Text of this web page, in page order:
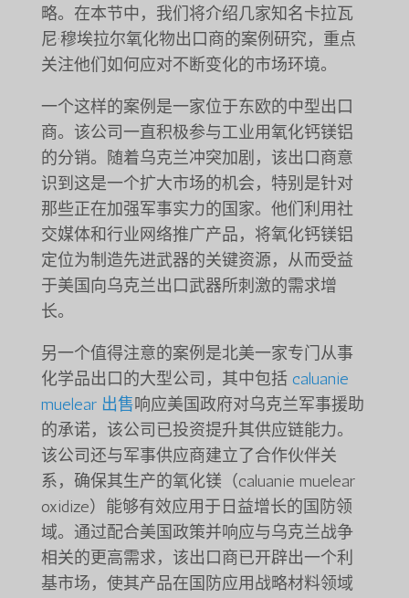
略。在本节中，我们将介绍几家知名卡拉瓦
尼·穆埃拉尔氧化物出口商的案例研究，重点
关注他们如何应对不断变化的市场环境。
一个这样的案例是一家位于东欧的中型出口
商。该公司一直积极参与工业用氧化钙镁铝
的分销。随着乌克兰冲突加剧，该出口商意
识到这是一个扩大市场的机会，特别是针对
那些正在加强军事实力的国家。他们利用社
交媒体和行业网络推广产品，将氧化钙镁铝
定位为制造先进武器的关键资源，从而受益
于美国向乌克兰出口武器所刺激的需求增
长。
另一个值得注意的案例是北美一家专门从事
化学品出口的大型公司，其中包括 caluanie
muelear 出售响应美国政府对乌克兰军事援助
的承诺，该公司已投资提升其供应链能力。
该公司还与军事供应商建立了合作伙伴关
系，确保其生产的氧化镁（caluanie muelear
oxidize）能够有效应用于日益增长的国防领
域。通过配合美国政策并响应与乌克兰战争
相关的更高需求，该出口商已开辟出一个利
基市场，使其产品在国防应用战略材料领域